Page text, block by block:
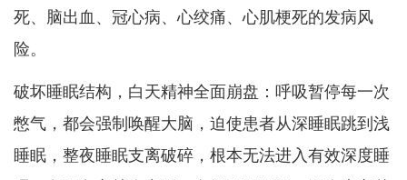
死、脑出血、冠心病、心绞痛、心肌梗死的发病风
险。
破坏睡眠结构，白天精神全面崩盘：呼吸暂停每一次
憋气，都会强制唤醒大脑，迫使患者从深睡眠跳到浅
睡眠，整夜睡眠支离破碎，根本无法进入有效深度睡